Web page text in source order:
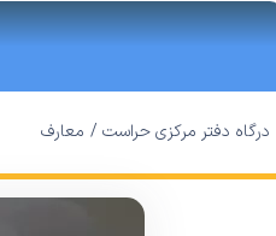
درگاه دفتر مرکزی حراست / معارف